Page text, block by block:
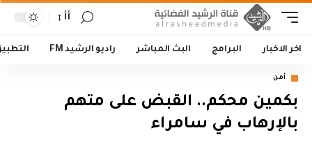
أأ
اخر الاخبار البرامج البث المباشر راديو الرشيد FM
أمن
بكمين محكم.. القبض على متهم
بالإرهاب في سامراء